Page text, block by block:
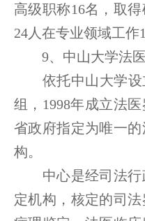
高级职称16名，取
24人在专业领域工作
9、中山大学法医
依托中山大学设
组，1998年成立法
省政府指定为唯一
构。
中心是经司法行
定机构，核定的司